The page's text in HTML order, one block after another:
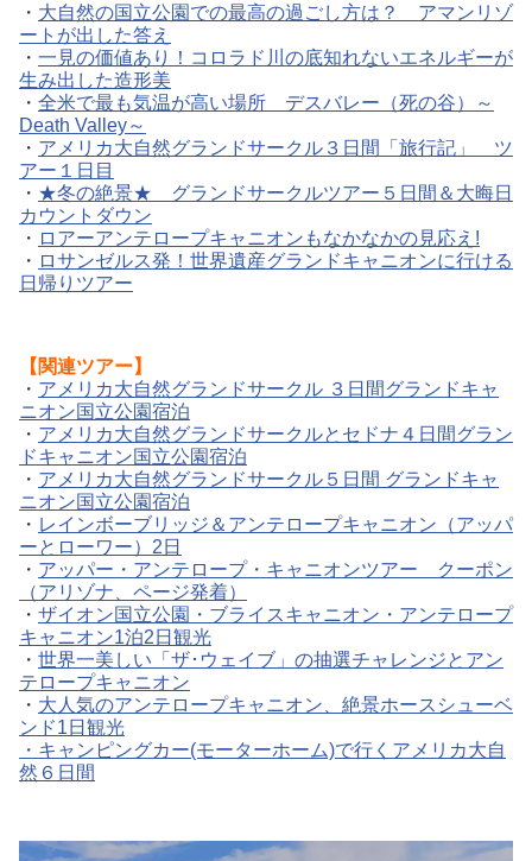
・ 大自然の国立公園での最高の過ごし方は？ アマンリゾ
ートが出した答え
・ 一見の価値あり！コロラド川の底知れないエネルギーが
生み出した造形美
・ 全米で最も気温が高い場所 デスバレー（死の谷）～
Death Valley～
・ アメリカ大自然グランドサークル３日間「旅行記」 ツ
アー１日目
・ ★冬の絶景★ グランドサークルツアー５日間＆大晦日
カウントダウン
・ ロアーアンテロープキャニオンもなかなかの見応え!
・ ロサンゼルス発！世界遺産グランドキャニオンに行ける
日帰りツアー
【 関連ツアー】
・ アメリカ大自然グランドサークル ３日間グランドキャ
ニオン国立公園宿泊
・ アメリカ大自然グランドサークルとセドナ４日間グラン
ドキャニオン国立公園宿泊
・ アメリカ大自然グランドサークル５日間 グランドキャ
ニオン国立公園宿泊
・ レインボーブリッジ＆アンテロープキャニオン（アッパ
ーとローワー）2日
・ アッパー・アンテロープ・キャニオンツアー クーポン
（アリゾナ、ページ発着）
・ ザイオン国立公園・ブライスキャニオン・アンテロープ
キャニオン1泊2日観光
・ 世界一美しい「ザ･ウェイブ」の抽選チャレンジとアン
テロープキャニオン
・ 大人気のアンテロープキャニオン、絶景ホースシューベ
ンド1日観光
・ キャンピングカー(モーターホーム)で行くアメリカ大自
然６日間